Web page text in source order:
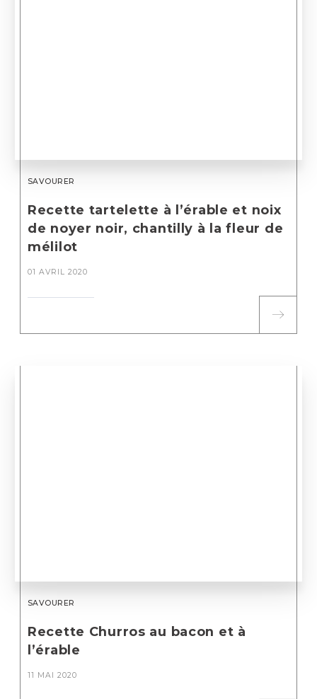
SAVOURER
Recette tartelette à l’érable et noix
de noyer noir, chantilly à la fleur de
mélilot
01 AVRIL 2020
SAVOURER
Recette Churros au bacon et à
l’érable
11 MAI 2020